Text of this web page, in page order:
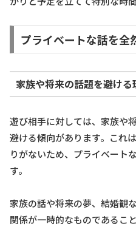
プライベートな話を全
家族や将来の話題を避ける
遊び相手に対しては、家族や
避ける傾向があります。これ
りがないため、プライベート
す。
家族の話や将来の夢、結婚観
関係が一時的なものであるこ